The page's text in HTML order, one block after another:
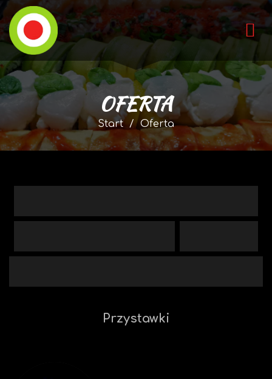
OFERTA
Start Oferta
Przystawki